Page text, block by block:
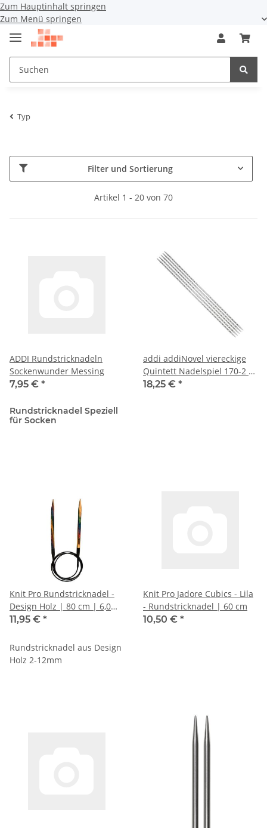
Zum Hauptinhalt springen
Zum Menü springen
Typ
Filter und Sortierung
Artikel 1 - 20 von 70
ADDI Rundstricknadeln
Sockenwunder Messing
7,95 € *
Rundstricknadel Speziell
für Socken
addi addiNovel viereckige
Quintett Nadelspiel 170-2 |
15cm
18,25 € *
Knit Pro Rundstricknadel -
Design Holz | 80 cm | 6,0
mm #1
11,95 € *
Rundstricknadel aus Design
Holz 2-12mm
Knit Pro Jadore Cubics - Lila
- Rundstricknadel | 60 cm
10,50 € *